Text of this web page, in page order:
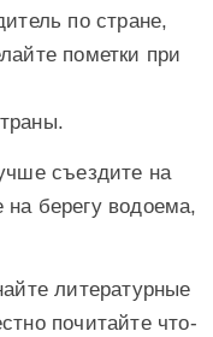
по стране,
пометки при
съездите на
берегу водоема,
литературные
почитайте что-